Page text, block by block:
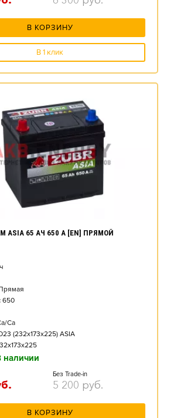
В КОРЗИНУ
В 1 клик
ASIA 65 АЧ 650 А [EN] ПРЯМОЙ
650
Ca
(232x173x225) ASIA
наличии
Без Trade-in
5 200 руб.
В КОРЗИНУ